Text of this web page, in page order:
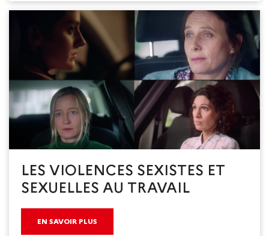
LES VIOLENCES SEXISTES ET
SEXUELLES AU TRAVAIL
EN SAVOIR PLUS